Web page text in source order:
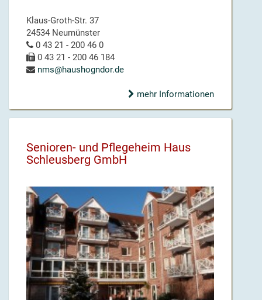
Klaus-Groth-Str. 37
24534 Neumünster
0 43 21 - 200 46 0
0 43 21 - 200 46 184
nms@haushogndor.de
mehr Informationen
Senioren- und Pflegeheim Haus
Schleusberg GmbH